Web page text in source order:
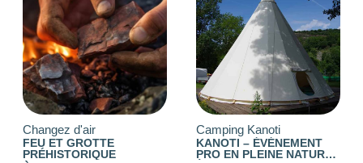
Changez d'air
FEU ET GROTTE
PRÉHISTORIQUE
Camping Kanoti
KANOTI – ÉVÉNEMENT
PRO EN PLEINE NATURE
OUVERTURE
Choisir
BUDGET DE LA PRESTATION
-1— 8000